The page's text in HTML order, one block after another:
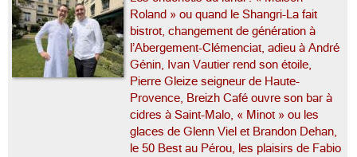
Roland » ou quand le Shangri-La fait
bistrot, changement de génération à
l’Abergement-Clémenciat, adieu à André
Génin, Ivan Vautier rend son étoile,
Pierre Gleize seigneur de Haute-
Provence, Breizh Café ouvre son bar à
cidres à Saint-Malo, « Minot » ou les
glaces de Glenn Viel et Brandon Dehan,
le 50 Best au Pérou, les plaisirs de Fabio